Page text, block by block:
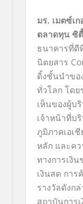
มร. เมตซ์เ
ตลาดทุน ซิ
ธนาคารที่ดี
นิตยสาร
ดิ้งชั้นนำขอ
ทั่วโลก โดย
เห็นของผู้บ
เจ้าหน้าที่บ
ภูมิภาคเอเ
หลัก และคว
ทางการเงิ
เงินสด การ
รางวัลดังก
สถาบันการ